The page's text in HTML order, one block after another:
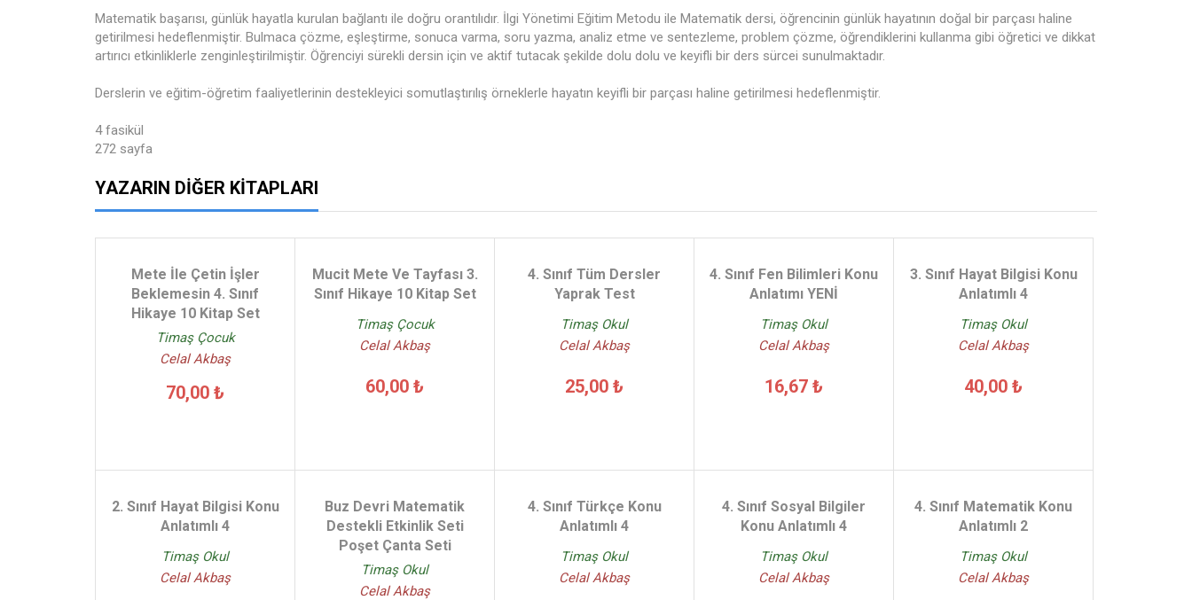
Matematik başarısı, günlük hayatla kurulan bağlantı ile doğru orantılıdır. İlgi Yönetimi Eğitim Metodu ile Matematik dersi, öğrencinin günlük hayatının doğal bir parçası haline
getirilmesi hedeflenmiştir. Bulmaca çözme, eşleştirme, sonuca varma, soru yazma, analiz etme ve sentezleme, problem çözme, öğrendiklerini kullanma gibi öğretici ve dikkat
artırıcı etkinliklerle zenginleştirilmiştir. Öğrenciyi sürekli dersin için ve aktif tutacak şekilde dolu dolu ve keyifli bir ders sürcei sunulmaktadır.
Derslerin ve eğitim-öğretim faaliyetlerinin destekleyici somutlaştırılış örneklerle hayatın keyifli bir parçası haline getirilmesi hedeflenmiştir.
4 fasikül
272 sayfa
YAZARIN DIĞER KITAPLARI
Mete İle Çetin İşler
Beklemesin 4. Sınıf
Hikaye 10 Kitap Set
Timaş Çocuk
Celal Akbaş
70,00 ₺
Mucit Mete Ve Tayfası 3.
Sınıf Hikaye 10 Kitap Set
Timaş Çocuk
Celal Akbaş
60,00 ₺
4. Sınıf Tüm Dersler
Yaprak Test
Timaş Okul
Celal Akbaş
25,00 ₺
4. Sınıf Fen Bilimleri Konu
Anlatımı YENİ
Timaş Okul
Celal Akbaş
16,67 ₺
3. Sınıf Hayat Bilgisi Konu
Anlatımlı 4
Timaş Okul
Celal Akbaş
40,00 ₺
2. Sınıf Hayat Bilgisi Konu
Anlatımlı 4
Timaş Okul
Celal Akbaş
Buz Devri Matematik
Destekli Etkinlik Seti
Poşet Çanta Seti
Timaş Okul
Celal Akbaş
4. Sınıf Türkçe Konu
Anlatımlı 4
Timaş Okul
Celal Akbaş
4. Sınıf Sosyal Bilgiler
Konu Anlatımlı 4
Timaş Okul
Celal Akbaş
4. Sınıf Matematik Konu
Anlatımlı 2
Timaş Okul
Celal Akbaş